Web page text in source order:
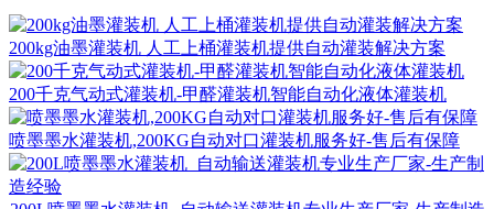
200kg油墨灌装机 人工上桶灌装机提供自动灌装解决方案
200千克气动式灌装机-甲醛灌装机智能自动化液体灌装机
喷墨墨水灌装机,200KG自动对口灌装机服务好-售后有保障